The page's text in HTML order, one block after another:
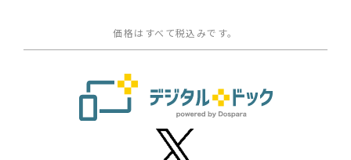
価格はすべて税込みです。